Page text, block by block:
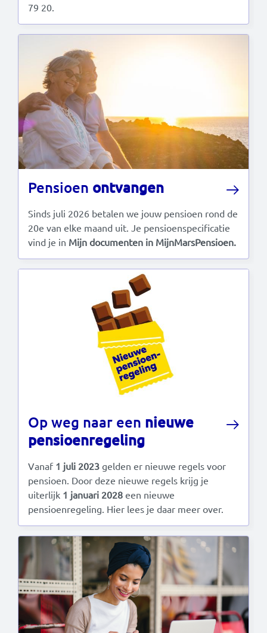
79 20.
Pensioen ontvangen
Sinds juli 2026 betalen we jouw pensioen rond de
20e van elke maand uit. Je pensioenspecificatie
vind je in Mijn documenten in MijnMarsPensioen.
Op weg naar een nieuwe
pensioenregeling
Vanaf 1 juli 2023 gelden er nieuwe regels voor
pensioen. Door deze nieuwe regels krijg je
uiterlijk 1 januari 2028 een nieuwe
pensioenregeling. Hier lees je daar meer over.